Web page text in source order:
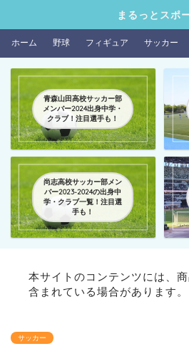
まるっとスポ
ホーム 野球 フィギュア サッカー
青森山田高校サッカー部
メンバー2024出身中学・
クラブ！注目選手も！
尚志高校サッカー部メン
バー2023-2024の出身中
学・クラブ一覧！注目選
手も！
本サイトのコンテンツには、
含まれている場合があります。
サッカー